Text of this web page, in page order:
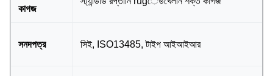
কাগজ
সনদপত্র সিই, ISO13485, টাইপ আইআইআর